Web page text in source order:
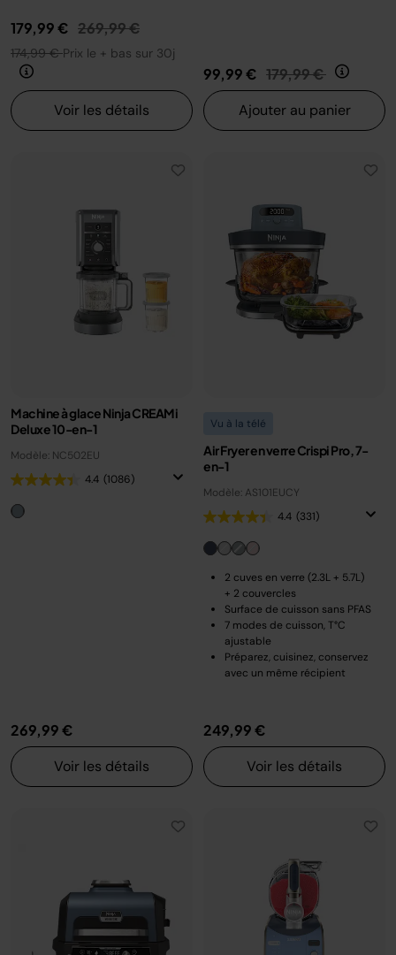
179,99 € Prix réduit de
269,99 €au
174,99 €Prix le + bas sur 30j
Voir les détails
99,99 € Prix réduit de
179,99 € au
Ajouter au panier
Machine à glace Ninja CREAMi
Deluxe 10-en-1
Modèle: NC502EU
4.4 (1086)
269,99 €
Voir les détails
Vu à la télé
Air Fryer en verre Crispi Pro, 7-
en-1
Modèle: AS101EUCY
4.4 (331)
2 cuves en verre (2.3L + 5.7L)
+ 2 couvercles
Surface de cuisson sans PFAS
7 modes de cuisson, T°C
ajustable
Préparez, cuisinez, conservez
avec un même récipient
249,99 €
Voir les détails